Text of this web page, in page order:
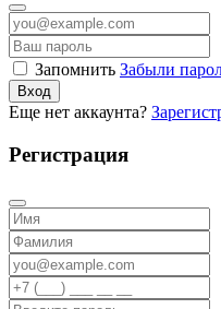
Запомнить Забыли
Вход
Еще нет аккаунта?
Регистрация